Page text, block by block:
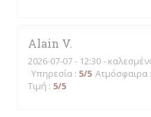
Alain V
2026-07-07- 12:30 -
Υπηρεσία : 5/5 Ατμόσφαιρα :
Τιμή : 5/5